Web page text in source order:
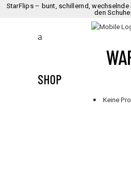
StarFlips – bunt, schillernd,
den
Keine
SHOP